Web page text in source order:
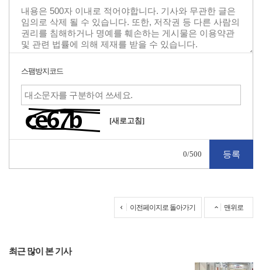
스팸방지코드
[새로고침]
0/500
이전페이지로 돌아가기 맨위로
최근 많이 본 기사